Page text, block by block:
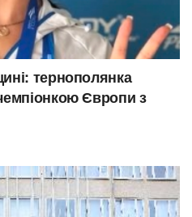
тернополянка
Європи з